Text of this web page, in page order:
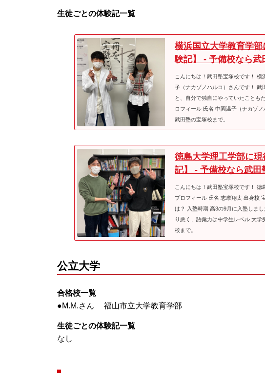
生徒ごとの体験記一覧
横浜国立大学教育学
験記】 - 予備校なら武
こんにちは！武田塾宝塚校です！
子（ナカゾノハルコ）さんです！ 武
と、自分で独自にやっていたことも
ロフィール 氏名 中園温子（ナカゾ
武田塾の宝塚校まで。
徳島大学理工学部に
記】 - 予備校なら武田
こんにちは！武田塾宝塚校です！ 徳
プロフィール 氏名 志摩翔太 出身校
は？ 入塾時期 高3の9月に入塾しま
り悪く、語彙力は中学生レベル 大
校まで。
公立大学
合格校一覧
●M.M.さん 福山市立大学教育学部
生徒ごとの体験記一覧
なし